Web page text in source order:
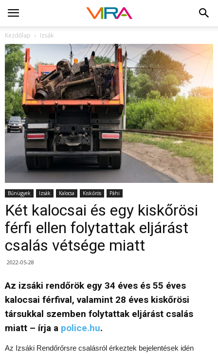
Kezdőlap Izsák
Bűnügyek Izsák Kalocsa Kiskőrös Páhi
Két kalocsai és egy kiskőrösi
férfi ellen folytattak eljárást
csalás vétsége miatt
2022-05-28
Az izsáki rendőrök egy 34 éves és 55 éves
kalocsai férfival, valamint 28 éves kiskőrösi
társukkal szemben folytattak eljárást csalás
miatt – írja a police.hu.
Az Izsáki Rendőrőrsre csalásról érkeztek bejelentések idén